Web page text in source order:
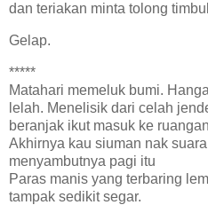
dan teriakan minta tolong
Gelap.
*****
Matahari memeluk bumi.
lelah. Menelisik dari celah
beranjak ikut masuk ke
Akhirnya kau siuman nak
menyambutnya pagi itu
Paras manis yang terbaring
tampak sedikit segar.